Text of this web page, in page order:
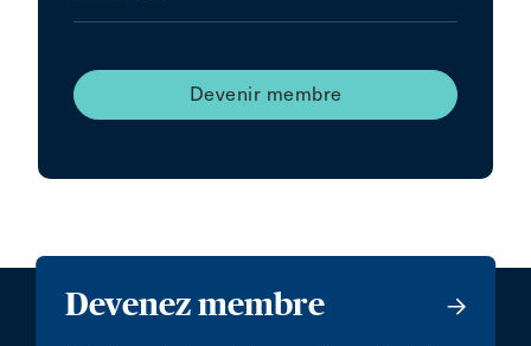
Devenir membre
Devenez membre